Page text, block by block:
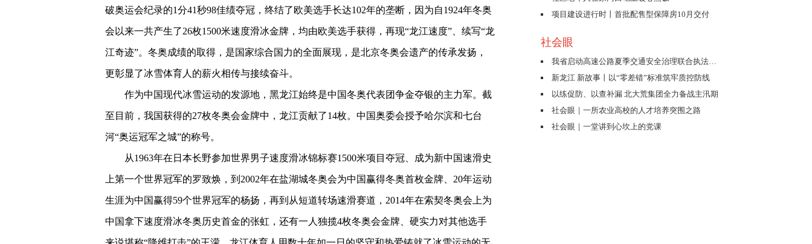
破奥运会纪录的1分41秒98佳绩夺冠，终结了欧美选手长达102年的垄断，因为自1924年冬奥
会以来一共产生了26枚1500米速度滑冰金牌，均由欧美选手获得，再现“龙江速度”、续写“龙
江奇迹”。冬奥成绩的取得，是国家综合国力的全面展现，是北京冬奥会遗产的传承发扬，
更彰显了冰雪体育人的薪火相传与接续奋斗。
作为中国现代冰雪运动的发源地，黑龙江始终是中国冬奥代表团争金夺银的主力军。截
至目前，我国获得的27枚冬奥会金牌中，龙江贡献了14枚。中国奥委会授予哈尔滨和七台
河“奥运冠军之城”的称号。
从1963年在日本长野参加世界男子速度滑冰锦标赛1500米项目夺冠、成为新中国速滑史
上第一个世界冠军的罗致焕，到2002年在盐湖城冬奥会为中国赢得冬奥首枚金牌、20年运动
生涯为中国赢得59个世界冠军的杨扬，再到从短道转场速滑赛道，2014年在索契冬奥会上为
中国拿下速度滑冰冬奥历史首金的张虹，还有一人独揽4枚冬奥会金牌、硬实力对其他选手